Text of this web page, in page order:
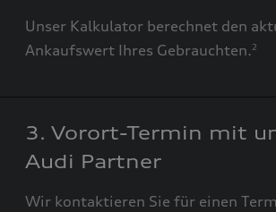
Unser Kalkulator berechnet den
Ankaufswert Ihres Gebrauchten.2
3. Vorort-Termin mit
Audi Partner
Wir kontaktieren Sie für einen